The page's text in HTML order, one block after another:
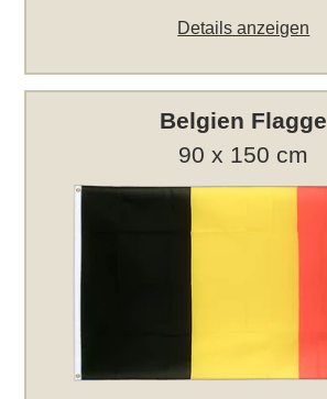
Details anzeigen
Belgien Flagge
90 x 150 cm